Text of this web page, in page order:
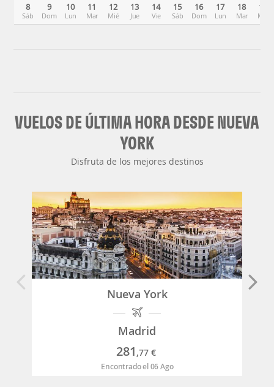
8
Sáb
9
Dom
10
Lun
11
Mar
12
Mié
13
Jue
14
Vie
15
Sáb
16
Dom
17
Lun
18
Mar
19
Mié
VUELOS DE ÚLTIMA HORA DESDE NUEVA
YORK
Disfruta de los mejores destinos
Nueva York
Madrid
281 ,77 €
Encontrado el 06 Ago